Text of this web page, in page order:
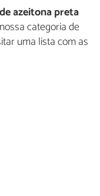
azeitona preta
categoria de
uma lista com as